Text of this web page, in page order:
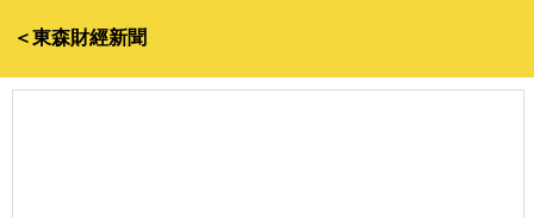
＜東森財經新聞